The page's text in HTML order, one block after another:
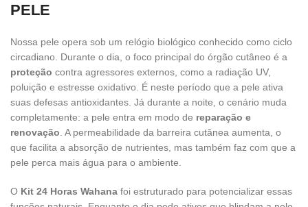
PELE
Nossa pele opera sob um relógio biológico conhecido como ciclo
circadiano. Durante o dia, o foco principal do órgão cutâneo é a
proteção contra agressores externos, como a radiação UV,
poluição e estresse oxidativo. É neste período que a pele ativa
suas defesas antioxidantes. Já durante a noite, o cenário muda
completamente: a pele entra em modo de reparação e
renovação. A permeabilidade da barreira cutânea aumenta, o
que facilita a absorção de nutrientes, mas também faz com que a
pele perca mais água para o ambiente.
O Kit 24 Horas Wahana foi estruturado para potencializar essas